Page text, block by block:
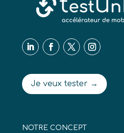
Je veux tester →
NOTRE CONCEPT